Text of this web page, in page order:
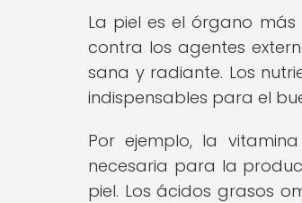
La piel es el órgano
contra los agentes
sana y radiante. Los
indispensables para el
Por ejemplo, la
necesaria para la
piel. Los ácidos grasos